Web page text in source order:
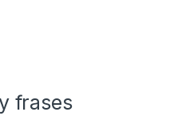
frases